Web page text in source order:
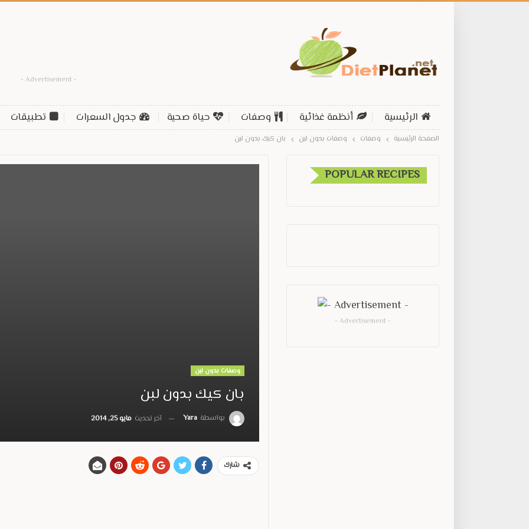
- Advertisement -
الرئيسية أنظمة غذائية وصفات حياة صحية جدول السعرات تطبيقات
الصفحة الرئيسية وصفات وصفات بدون لبن بان كيك بدون لبن
وصفات بدون لبن
بان كيك بدون لبن
بواسطة Yara آخر تحديث مايو 25, 2014
شارك
POPULAR RECIPES
- Advertisement -